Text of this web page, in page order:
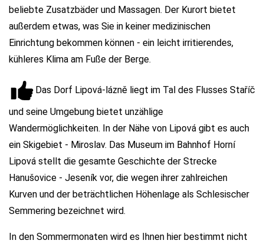
beliebte Zusatzbäder und Massagen. Der Kurort bietet
außerdem etwas, was Sie in keiner medizinischen
Einrichtung bekommen können - ein leicht irritierendes,
kühleres Klima am Fuße der Berge.
Das Dorf Lipová-lázně liegt im Tal des Flusses Staříč
und seine Umgebung bietet unzählige
Wandermöglichkeiten. In der Nähe von Lipová gibt es auch
ein Skigebiet - Miroslav. Das Museum im Bahnhof Horní
Lipová stellt die gesamte Geschichte der Strecke
Hanušovice - Jeseník vor, die wegen ihrer zahlreichen
Kurven und der beträchtlichen Höhenlage als Schlesischer
Semmering bezeichnet wird.
In den Sommermonaten wird es Ihnen hier bestimmt nicht